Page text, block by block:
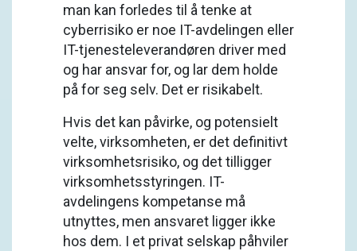
man kan forledes til å tenke at
cyberrisiko er noe IT-avdelingen eller
IT-tjenesteleverandøren driver med
og har ansvar for, og lar dem holde
på for seg selv. Det er risikabelt.
Hvis det kan påvirke, og potensielt
velte, virksomheten, er det definitivt
virksomhetsrisiko, og det tilligger
virksomhetsstyringen. IT-
avdelingens kompetanse må
utnyttes, men ansvaret ligger ikke
hos dem. I et privat selskap påhviler